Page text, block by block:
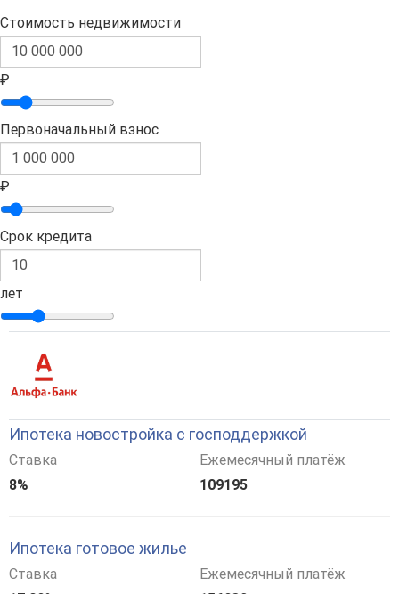
Стоимость недвижимости
₽
Первоначальный взнос
₽
Срок кредита
лет
Ипотека новостройка с господдержкой
Ставка
8%
Ежемесячный платёж
109195
Ипотека готовое жилье
Ставка
Ежемесячный платёж